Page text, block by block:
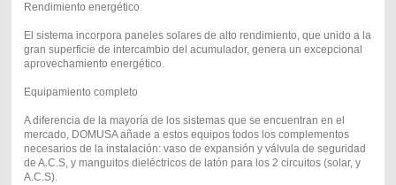
Rendimiento energético
El sistema incorpora paneles solares de alto rendimiento, que unido a la
gran superficie de intercambio del acumulador, genera un excepcional
aprovechamiento energético.
Equipamiento completo
A diferencia de la mayoría de los sistemas que se encuentran en el
mercado, DOMUSA añade a estos equipos todos los complementos
necesarios de la instalación: vaso de expansión y válvula de seguridad
de A.C.S, y manguitos dieléctricos de latón para los 2 circuitos (solar, y
A.C.S).